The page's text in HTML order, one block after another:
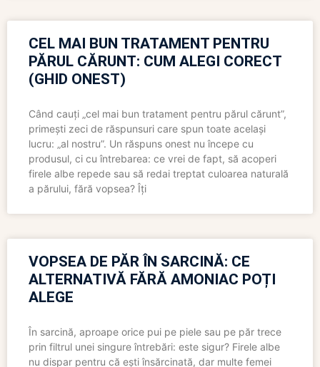
CEL MAI BUN TRATAMENT PENTRU
PĂRUL CĂRUNT: CUM ALEGI CORECT
(GHID ONEST)
Când cauți „cel mai bun tratament pentru părul cărunt”,
primești zeci de răspunsuri care spun toate același
lucru: „al nostru”. Un răspuns onest nu începe cu
produsul, ci cu întrebarea: ce vrei de fapt, să acoperi
firele albe repede sau să redai treptat culoarea naturală
a părului, fără vopsea? Îți
VOPSEA DE PĂR ÎN SARCINĂ: CE
ALTERNATIVĂ FĂRĂ AMONIAC POȚI
ALEGE
În sarcină, aproape orice pui pe piele sau pe păr trece
prin filtrul unei singure întrebări: este sigur? Firele albe
nu dispar pentru că ești însărcinată, dar multe femei